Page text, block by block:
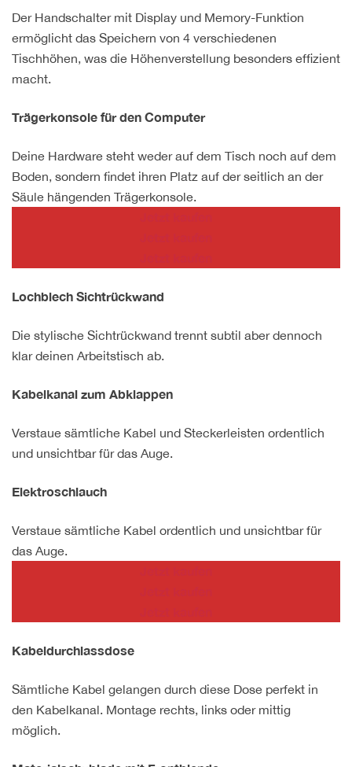
Der Handschalter mit Display und Memory-Funktion
ermöglicht das Speichern von 4 verschiedenen
Tischhöhen, was die Höhenverstellung besonders effizient
macht.
Trägerkonsole für den Computer
Deine Hardware steht weder auf dem Tisch noch auf dem
Boden, sondern findet ihren Platz auf der seitlich an der
Säule hängenden Trägerkonsole.
Lochblech Sichtrückwand
Die stylische Sichtrückwand trennt subtil aber dennoch
klar deinen Arbeitstisch ab.
Kabelkanal zum Abklappen
Verstaue sämtliche Kabel und Steckerleisten ordentlich
und unsichtbar für das Auge.
Elektroschlauch
Verstaue sämtliche Kabel ordentlich und unsichtbar für
das Auge.
Kabeldurchlassdose
Sämtliche Kabel gelangen durch diese Dose perfekt in
den Kabelkanal. Montage rechts, links oder mittig
möglich.